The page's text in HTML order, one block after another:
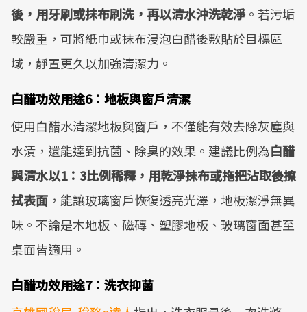
後，用牙刷或抹布刷洗，再以清水沖洗乾淨 。若污垢
較嚴重，可將紙巾或抹布浸泡白醋後敷貼於目標區
域，靜置更久以加強清潔力。
白醋功效用途6：地板與窗戶清潔
使用白醋水清潔地板與窗戶，不僅能有效去除灰塵與
水漬，還能達到抗菌、除臭的效果。建議比例為白醋
與清水以1：3比例稀釋，用乾淨抹布或拖把沾取後擦
拭表面 ，能讓玻璃窗戶恢復透亮光澤，地板潔淨無異
味。不論是木地板、磁磚、塑膠地板、玻璃窗面甚至
桌面皆適用。
白醋功效用途7：洗衣抑菌